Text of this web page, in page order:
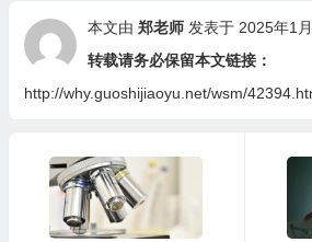
本文由 郑老师发表于 2025年1
转载请务必保留本文链接：
http://why.guoshijiaoyu.net/wsm/